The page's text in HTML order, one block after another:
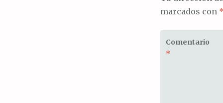
marcados con
Comentario
*